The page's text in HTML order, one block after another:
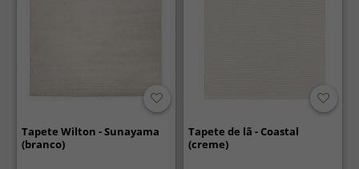
Tapete Wilton - Sunayama
(branco)
Tapete de lã - Coastal
(creme)